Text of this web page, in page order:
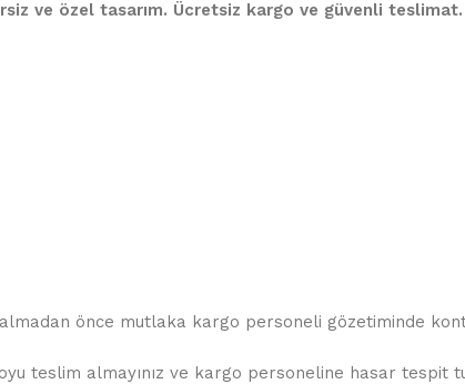
ve özel tasarım. Ücretsiz kargo ve güvenli teslimat.
önce mutlaka kargo personeli gözetiminde
teslim almayınız ve kargo personeline hasar tespit